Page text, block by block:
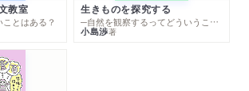
教室
とはある？
生きものを探究する
─自然を観察するってどういうこと？
小島渉著